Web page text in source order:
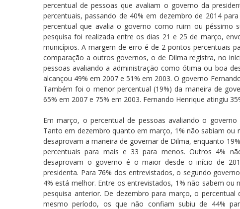
percentual de pessoas que avaliam o governo da
percentuais, passando de 40% em dezembro de 2014
percentual que avalia o governo como ruim ou péssimo
pesquisa foi realizada entre os dias 21 e 25 de março,
municípios. A margem de erro é de 2 pontos percentuais
comparação a outros governos, o de Dilma registra, no
pessoas avaliando a administração como ótima ou boa
alcançou 49% em 2007 e 51% em 2003. O governo
Também foi o menor percentual (19%) da maneira de
65% em 2007 e 75% em 2003. Fernando Henrique atingiu
Em março, o percentual de pessoas avaliando o
Tanto em dezembro quanto em março, 1% não sabiam ou
desaprovam a maneira de governar de Dilma, enquanto
percentuais para mais e 33 para menos. Outros 4%
desaprovam o governo é o maior desde o início de
presidenta. Para 76% dos entrevistados, o segundo
4% está melhor. Entre os entrevistados, 1% não sabem
pesquisa anterior. De dezembro para março, o
mesmo período, os que não confiam subiu de 44%